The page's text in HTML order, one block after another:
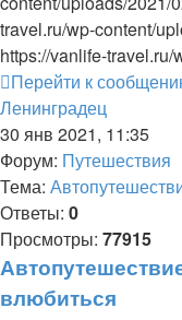
travel.ru/wp-content/
https://vanlife-travel.ru/
Перейти к
Ленинградец
30 янв 2021, 11:35
Форум: Путешествия
Тема:
Ответы: 0
Просмотры: 77915
влюбиться